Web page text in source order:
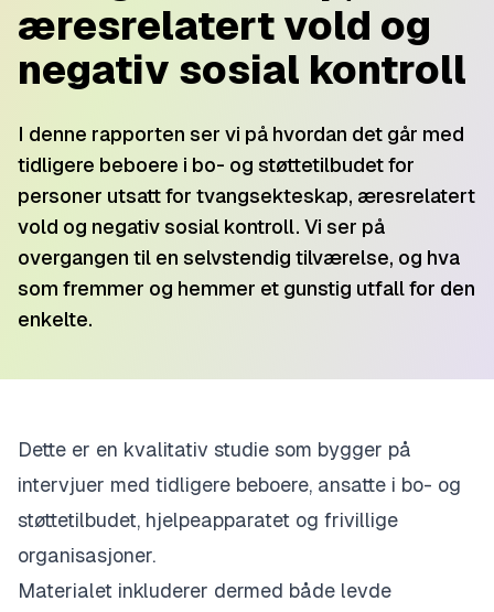
æresrelatert vold og
negativ sosial kontroll
I denne rapporten ser vi på hvordan det går med
tidligere beboere i bo- og støttetilbudet for
personer utsatt for tvangsekteskap, æresrelatert
vold og negativ sosial kontroll. Vi ser på
overgangen til en selvstendig tilværelse, og hva
som fremmer og hemmer et gunstig utfall for den
enkelte.
Dette er en kvalitativ studie som bygger på
intervjuer med tidligere beboere, ansatte i bo- og
støttetilbudet, hjelpeapparatet og frivillige
organisasjoner.
Materialet inkluderer dermed både levde